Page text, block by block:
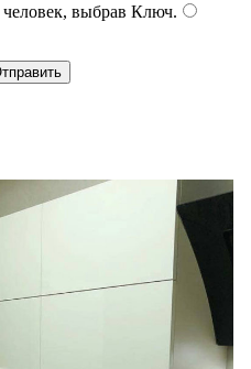
выбрав Ключ.